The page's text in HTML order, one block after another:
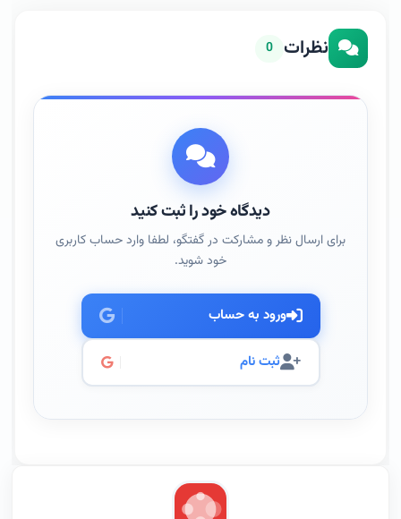
نظرات 0
دیدگاه خود را ثبت کنید
برای ارسال نظر و مشارکت در گفتگو، لطفا وارد حساب کاربری
خود شوید.
ورود به حساب
ثبت نام